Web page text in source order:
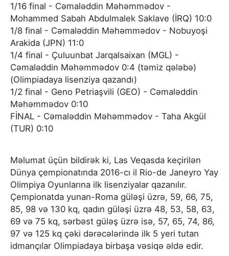
1/16 final - Cəmaləddin Məhəmmədov -
Mohammed Sabah Abdulmalek Saklave (İRQ) 10:0
1/8 final - Cəmaləddin Məhəmmədov - Nobuyoşi
Arakida (JPN) 11:0
1/4 final - Çuluunbat Jarqalsaixan (MGL) -
Cəmaləddin Məhəmmədov 0:4 (təmiz qələbə)
(Olimpiadaya lisenziya qazandı)
1/2 final - Geno Petriaşvili (GEO) - Cəmaləddin
Məhəmmədov 0:10
FİNAL - Cəmaləddin Məhəmmədov - Taha Akgül
(TUR) 0:10
Məlumat üçün bildirək ki, Las Veqasda keçirilən
Dünya çempionatında 2016-cı il Rio-de Janeyro Yay
Olimpiya Oyunlarına ilk lisenziyalar qazanılır.
Çempionatda yunan-Roma güləşi üzrə, 59, 66, 75,
85, 98 və 130 kq, qadın güləşi üzrə 48, 53, 58, 63,
69 və 75 kq, sərbəst güləş üzrə isə, 57, 65, 74, 86,
97 və 125 kq çəki dərəcələrində ilk 5 yeri tutan
idmançılar Olimpiadaya birbaşa vəsiqə əldə edir.